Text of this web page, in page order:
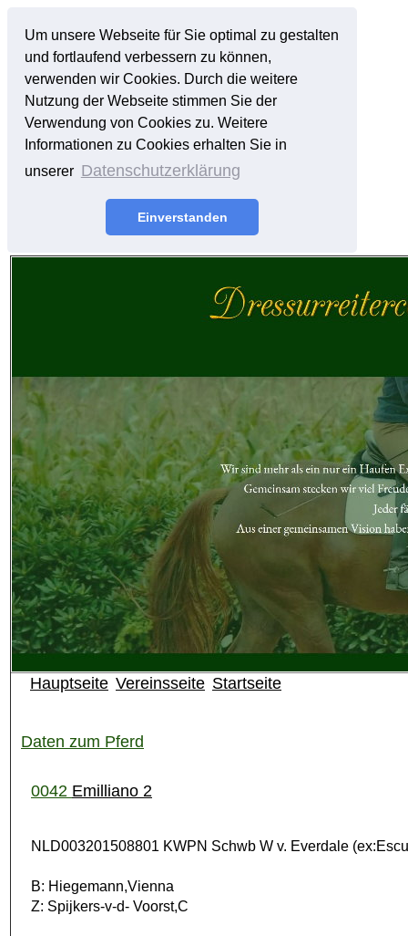
Um unsere Webseite für Sie optimal zu gestalten
und fortlaufend verbessern zu können,
verwenden wir Cookies. Durch die weitere
Nutzung der Webseite stimmen Sie der
Verwendung von Cookies zu. Weitere
Informationen zu Cookies erhalten Sie in
unserer Datenschutzerklärung
Einverstanden
Hauptseite Vereinsseite Startseite
Daten zum Pferd
0042 Emilliano 2
NLD003201508801 KWPN Schwb W v. Everdale
B: Hiegemann,Vienna
Z: Spijkers-v-d- Voorst,C